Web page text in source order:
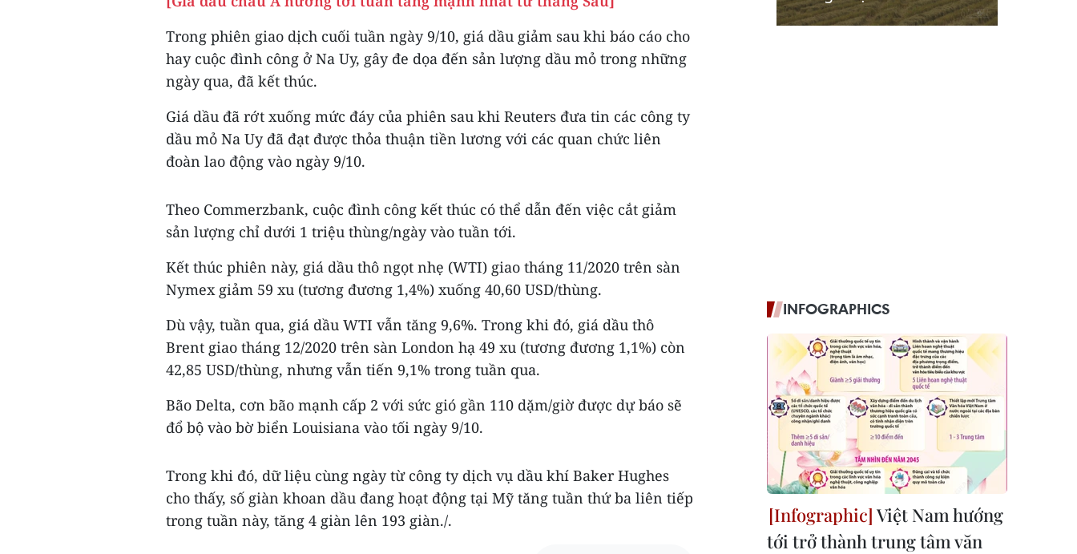
Trong phiên giao dịch cuối tuần ngày 9/10, giá dầu giảm sau khi báo cáo cho
hay cuộc đình công ở Na Uy, gây đe dọa đến sản lượng dầu mỏ trong những
ngày qua, đã kết thúc.
Giá dầu đã rớt xuống mức đáy của phiên sau khi Reuters đưa tin các công ty
dầu mỏ Na Uy đã đạt được thỏa thuận tiền lương với các quan chức liên
đoàn lao động vào ngày 9/10.
Theo Commerzbank, cuộc đình công kết thúc có thể dẫn đến việc cắt giảm
sản lượng chỉ dưới 1 triệu thùng/ngày vào tuần tới.
Kết thúc phiên này, giá dầu thô ngọt nhẹ (WTI) giao tháng 11/2020 trên sàn
Nymex giảm 59 xu (tương đương 1,4%) xuống 40,60 USD/thùng.
Dù vậy, tuần qua, giá dầu WTI vẫn tăng 9,6%. Trong khi đó, giá dầu thô
Brent giao tháng 12/2020 trên sàn London hạ 49 xu (tương đương 1,1%) còn
42,85 USD/thùng, nhưng vẫn tiến 9,1% trong tuần qua.
Bão Delta, cơn bão mạnh cấp 2 với sức gió gần 110 dặm/giờ được dự báo sẽ
đổ bộ vào bờ biển Louisiana vào tối ngày 9/10.
Trong khi đó, dữ liệu cùng ngày từ công ty dịch vụ dầu khí Baker Hughes
cho thấy, số giàn khoan dầu đang hoạt động tại Mỹ tăng tuần thứ ba liên tiếp
trong tuần này, tăng 4 giàn lên 193 giàn./.
INFOGRAPHICS
Việt Nam hướng
tới trở thành trung tâm văn